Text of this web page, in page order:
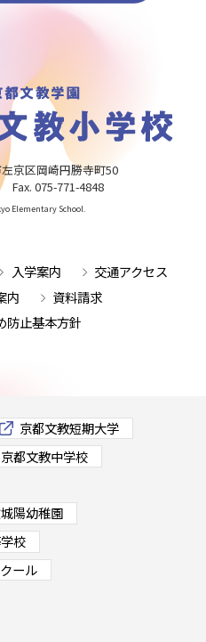
京区岡崎円勝寺町50
Fax. 075-771-4848
Elementary School.
入学案内
交通アクセス
内
資料請求
防止基本方針
京都文教短期大学
京都文教中学校
陽幼稚園
校
ール